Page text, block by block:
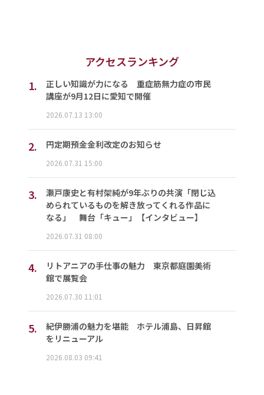
アクセスランキング
1.
正しい知識が力になる 重症筋無力症の市民
講座が9月12日に愛知で開催
2026.07.13 13:00
2. 円定期預金金利改定のお知らせ
2026.07.31 15:00
3.
瀬戸康史と有村架純が9年ぶりの共演「閉じ込
められているものを解き放ってくれる作品に
なる」 舞台「キュー」【インタビュー】
2026.07.31 08:00
4.
リトアニアの手仕事の魅力 東京都庭園美術
館で展覧会
2026.07.30 11:01
5.
紀伊勝浦の魅力を堪能 ホテル浦島、日昇館
をリニューアル
2026.08.03 09:41